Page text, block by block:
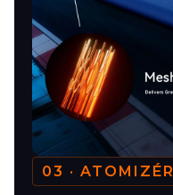
03 · ATOMIZÉR